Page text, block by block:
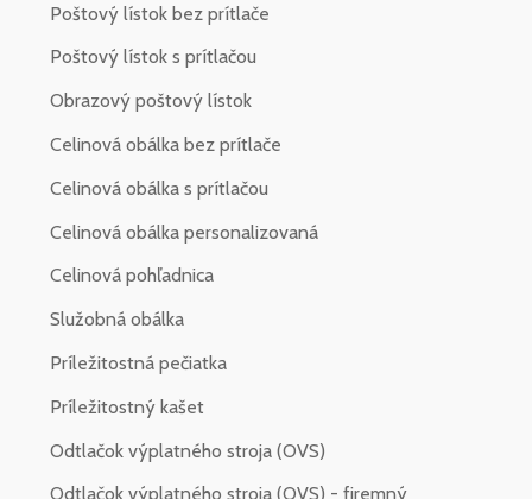
Poštový lístok bez prítlače
Poštový lístok s prítlačou
Obrazový poštový lístok
Celinová obálka bez prítlače
Celinová obálka s prítlačou
Celinová obálka personalizovaná
Celinová pohľadnica
Služobná obálka
Príležitostná pečiatka
Príležitostný kašet
Odtlačok výplatného stroja (OVS)
Odtlačok výplatného stroja (OVS) - firemný